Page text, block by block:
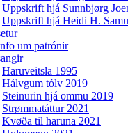
Uppskrift hjá Sunnbjørg
Uppskrift hjá Heidi H.
um patrónir
Haruveitsla 1995
Hálvgum tólv 2019
Steinurin hjá ommu 2019
Strømmatáttur 2021
Kvøða til haruna 2021